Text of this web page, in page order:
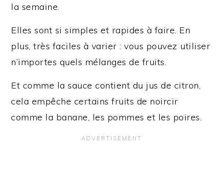
la semaine.
Elles sont si simples et rapides à faire. En
plus, très faciles à varier : vous pouvez utiliser
n’importes quels mélanges de fruits.
Et comme la sauce contient du jus de citron,
cela empêche certains fruits de noircir
comme la banane, les pommes et les poires.